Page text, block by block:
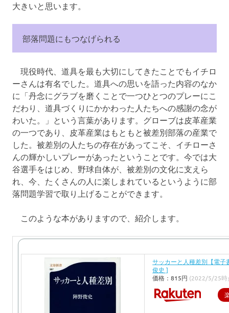
大きいと思います。
部落問題にもつなげられる
現役時代、道具を最も大切にしてきたことでもイチロ
ーさんは有名でした。道具への思いを語った内容のなか
に「丹念にグラブを磨くことで一つひとつのプレーにこ
だわり、道具づくりにかかわった人たちへの感謝の念が
わいた。」という言葉があります。グローブは皮革産業
の一つであり、皮革産業はもともと被差別部落の産業で
した。被差別の人たちの存在があってこそ、イチローさ
んの輝かしいプレーがあったということです。今では大
谷選手をはじめ、野球自体が、被差別の文化に支えら
れ、今、たくさんの人に楽しまれているというように部
落問題学習で取り上げることができます。
このような本がありますので、紹介します。
サッカーと人種差別【電子
俊史 ]
価格：815円 (2022/5/25時